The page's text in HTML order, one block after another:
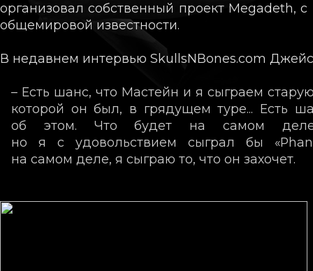
организовал собственный проект Megadeth,
общемировой известности.
В недавнем интервью SkullsNBones.com
– Есть шанс, что Мастейн и я сыграем
которой он был, в грядущем туре... Есть
об этом. Что будет на самом
но я с удовольствием сыграл бы
на самом деле, я сыграю то, что он захочет.